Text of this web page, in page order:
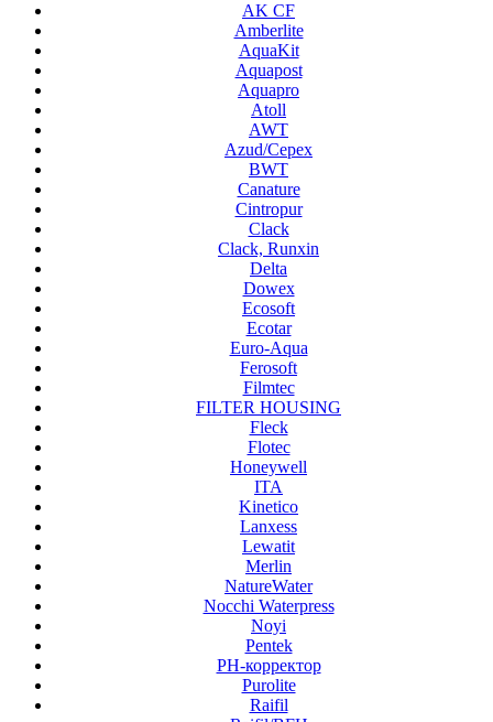
AK CF
Amberlite
AquaKit
Aquapost
Aquapro
Atoll
AWT
Azud/Cepex
BWT
Canature
Cintropur
Clack
Clack, Runxin
Delta
Dowex
Ecosoft
Ecotar
Euro-Aqua
Ferosoft
Filmtec
FILTER HOUSING
Fleck
Flotec
Honeywell
ITA
Kinetico
Lanxess
Lewatit
Merlin
NatureWater
Nocchi Waterpress
Noyi
Pentek
PH-корректор
Purolite
Raifil